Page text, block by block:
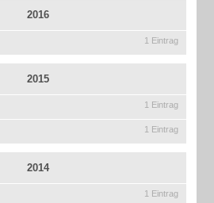
2016
1 Eintrag
2015
1 Eintrag
1 Eintrag
2014
1 Eintrag